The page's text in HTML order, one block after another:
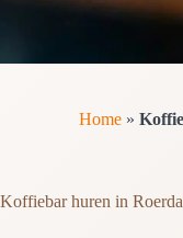
Home»
Koffiebar huren in